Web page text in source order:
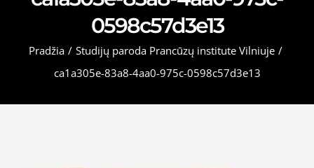
0598c57d3e13
Pradžia / Studijų paroda Prancūzų institute Vilniuje /
ca1a305e-83a8-4aa0-975c-0598c57d3e13